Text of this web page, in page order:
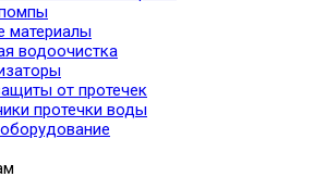
материалы
водоочистка
от протечек
протечки воды